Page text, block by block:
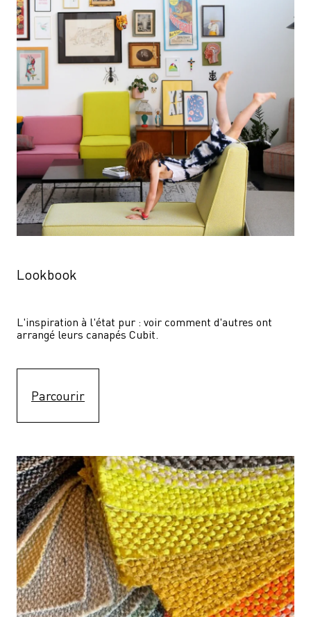
Lookbook
L'inspiration à l'état pur : voir comment d'autres ont
arrangé leurs canapés Cubit.
Parcourir